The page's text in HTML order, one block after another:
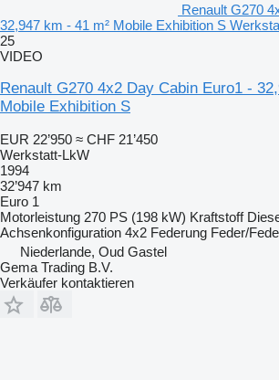
Renault G270
32,947 km - 41 m² Mobile Exhibition S
25
VIDEO
Renault G270 4x2 Day Cabin Euro1 -
Mobile Exhibition S
EUR 22’950 ≈ CHF 21’450
Werkstatt-LkW
1994
32’947 km
Euro 1
Motorleistung 270 PS (198 kW) Kraftstoff
Achsenkonfiguration 4x2 Federung Feder/
Niederlande, Oud Gastel
Gema Trading B.V.
Verkäufer kontaktieren